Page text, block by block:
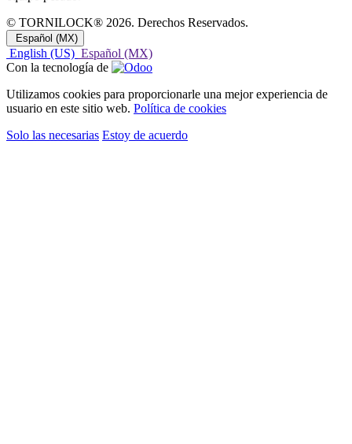
© TORNILOCK® 2026. Derechos Reservados.
Español (MX)
English (US) Español (MX)
Con la tecnología de
Utilizamos cookies para proporcionarle una mejor experiencia de
usuario en este sitio web. Política de cookies
Solo las necesarias Estoy de acuerdo